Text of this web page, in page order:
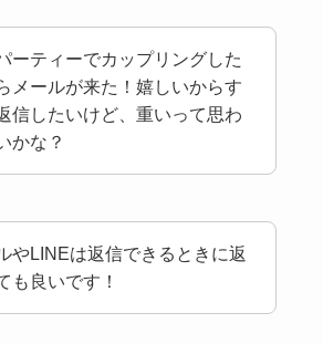
ーティーでカップリングした
メールが来た！嬉しいからす
信したいけど、重いって思わ
かな？
やLINEは返信できるときに返
も良いです！